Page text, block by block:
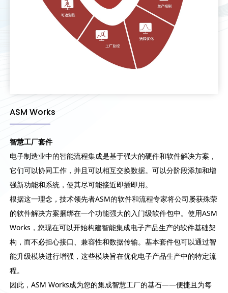
ASM Works
智慧工厂套件
电子制造业中的智能流程集成是基于强大的硬件和软件解决方案，
它们可以协同工作，并且可以相互交换数据。可以分阶段添加和增
强新功能和系统，使其尽可能接近即插即用。
根据这一理念，技术领先者ASM的软件和流程专家将公司屡获殊荣
的软件解决方案捆绑在一个功能强大的入门级软件包中。使用ASM
Works，您现在可以开始构建智能集成电子产品生产的软件基础架
构，而不必担心接口、兼容性和数据传输。基本套件包可以通过智
能升级模块进行增强，这些模块旨在优化电子产品生产中的特定流
程。
因此，ASM Works成为您的集成智慧工厂的基石——便捷且为每